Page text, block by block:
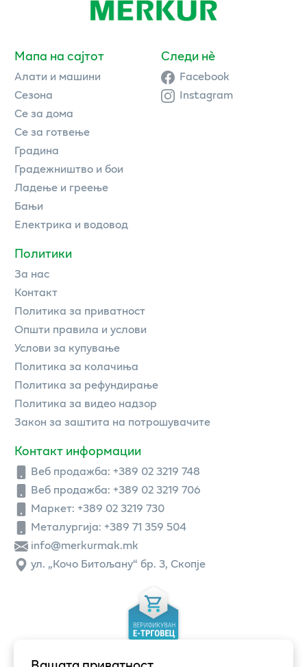
Мапа на сајтот
Алати и машини
Сезона
Се за дома
Се за готвење
Градина
Градежништво и бои
Ладење и греење
Бањи
Електрика и водовод
Политики
За нас
Контакт
Политика за приватност
Општи правила и услови
Услови за купување
Политика за колачиња
Политика за рефундирање
Политика за видео надзор
Закон за заштита на потрошувачите
Контакт информации
Веб продажба: +389 02 3219 748
Веб продажба: +389 02 3219 706
Маркет: +389 02 3219 730
Металургија: +389 71 359 504
info@merkurmak.mk
ул. „Кочо Битољану“ бр. 3, Скопје
Следи нè
Facebook
Instagram